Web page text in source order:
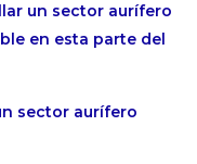
un sector aurífero
en esta parte del
sector aurífero